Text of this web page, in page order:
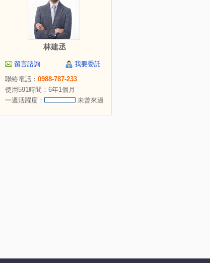
林建丞
留言諮詢
我要委託
聯絡電話： 0988-787-233
使用591時間：6年1個月
一週活躍度：
未曾來過